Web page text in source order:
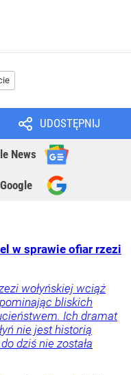
UDOSTĘPNIJ
News
w sprawie ofiar rzezi
wołyńskiej wciąż
bliskich
Ich dramat
nie jest historią
dziś nie została